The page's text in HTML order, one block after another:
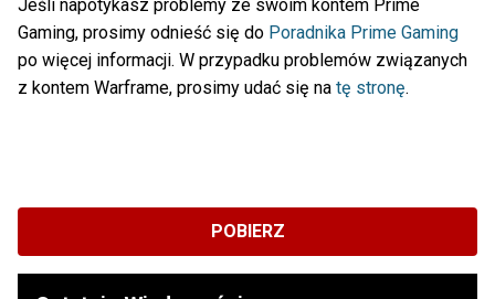
Jeśli napotykasz problemy ze swoim kontem Prime
Gaming, prosimy odnieść się do Poradnika Prime Gaming
po więcej informacji. W przypadku problemów związanych
z kontem Warframe, prosimy udać się na tę stronę.
POBIERZ